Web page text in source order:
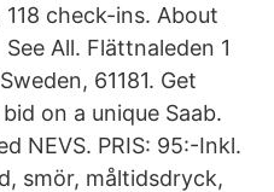
118 check-ins. About
See All. Flättnaleden 1
61181. Get
on a unique Saab.
NEVS. PRIS: 95:-Inkl.
smör, måltidsdryck,